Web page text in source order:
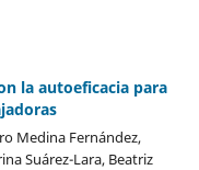
la autoeficacia para
Medina Fernández,
Suárez-Lara, Beatriz